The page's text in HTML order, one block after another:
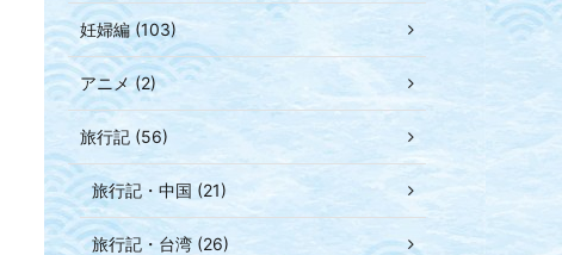
妊婦編 (103)
アニメ (2)
旅行記 (56)
旅行記・中国 (21)
旅行記・台湾 (26)